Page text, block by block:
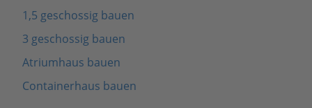
1,5 geschossig bauen
3 geschossig bauen
Atriumhaus bauen
Containerhaus bauen